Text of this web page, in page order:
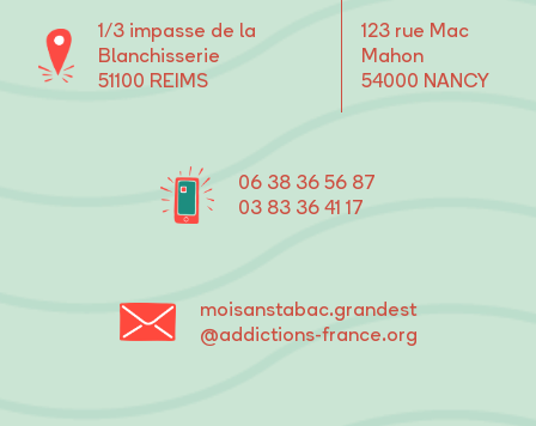
1/3 impasse de la
Blanchisserie
51100 REIMS
123 rue Mac
Mahon
54000 NANCY
06 38 36 56 87
03 83 36 41 17
moisanstabac.grandest
@addictions-france.org